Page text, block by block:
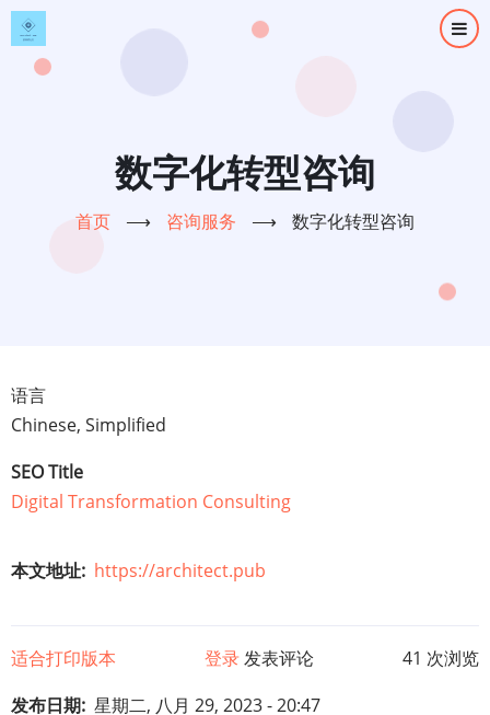
跳
转
数字化转型咨询
首页 ⟶ 咨询服务 ⟶ 数字化转型咨询
语言
Chinese, Simplified
SEO Title
Digital Transformation Consulting
本文地址 https://architect.pub
适合打印版本 登录发表评论
41 次浏览
发布日期 星期二, 八月 29, 2023 - 20:47